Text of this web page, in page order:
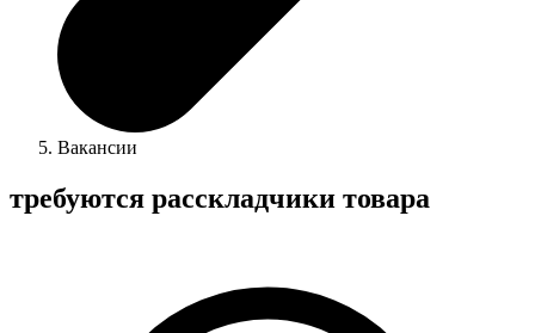
Вакансии
требуются расскладчики товара